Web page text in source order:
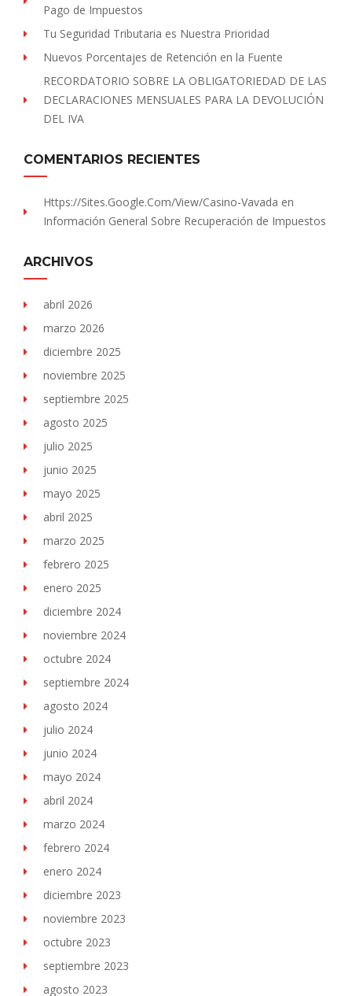
Pago de Impuestos
Tu Seguridad Tributaria es Nuestra Prioridad
Nuevos Porcentajes de Retención en la Fuente
RECORDATORIO SOBRE LA OBLIGATORIEDAD DE LAS
DECLARACIONES MENSUALES PARA LA DEVOLUCIÓN
DEL IVA
COMENTARIOS RECIENTES
Https://sites.Google.com/view/Casino-Vavada en
Información General Sobre Recuperación de Impuestos
ARCHIVOS
abril 2026
marzo 2026
diciembre 2025
noviembre 2025
septiembre 2025
agosto 2025
julio 2025
junio 2025
mayo 2025
abril 2025
marzo 2025
febrero 2025
enero 2025
diciembre 2024
noviembre 2024
octubre 2024
septiembre 2024
agosto 2024
julio 2024
junio 2024
mayo 2024
abril 2024
marzo 2024
febrero 2024
enero 2024
diciembre 2023
noviembre 2023
octubre 2023
septiembre 2023
agosto 2023